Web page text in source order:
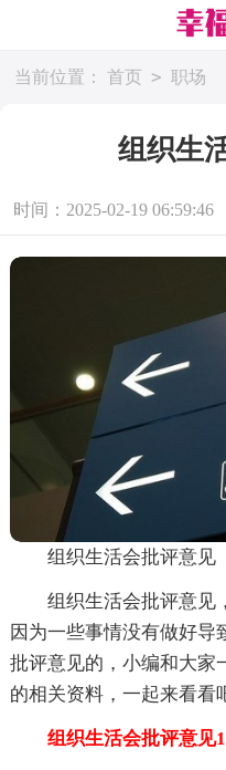
当前位置： 首页 > 职场
组织生
时间：2025-02-19 06:59:46
组织生活会批评意见
组织生活会批评意见
因为一些事情没有做好导
批评意见的，小编和大家
的相关资料，一起来看看
组织生活会批评意见1